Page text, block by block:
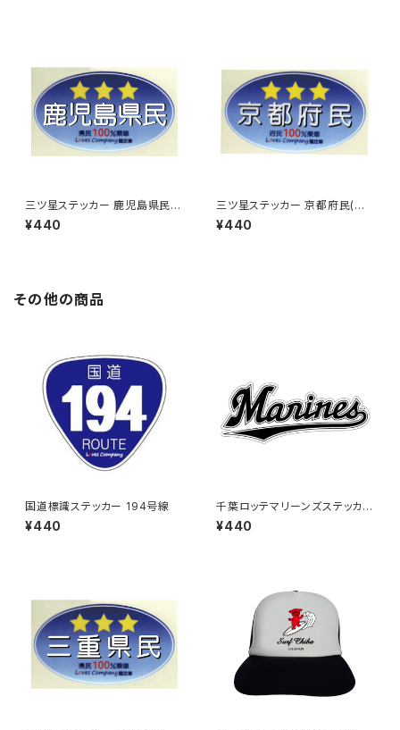
三ツ星ステッカー 鹿児島県民
(ブルー)
¥440
三ツ星ステッカー 京都府民(ブ
ルー)
¥440
その他の商品
国道標識ステッカー 194号線
¥440
千葉ロッテマリーンズステッカー
16
¥440